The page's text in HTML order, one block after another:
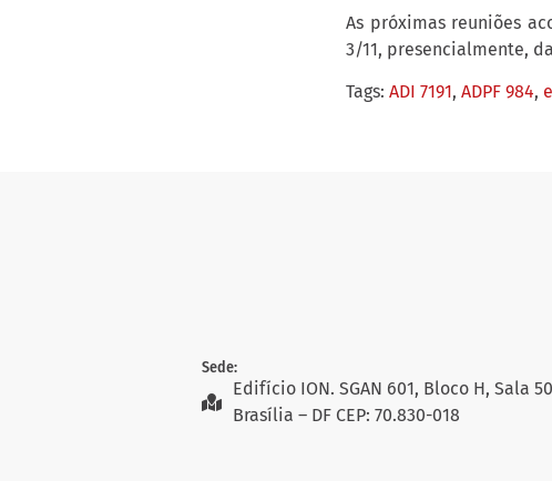
As próximas reuniões
3/11, presencialmente,
Tags: ADI 7191, ADPF 984,
Sede:
Edifício ION. SGAN 601, Bloco H, Sala
Brasília – DF CEP: 70.830-018